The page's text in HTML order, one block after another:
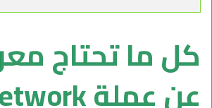
كل ما تحتاج